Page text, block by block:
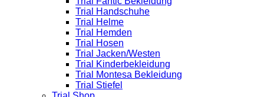
Trial Handschuhe
Trial Helme
Trial Hemden
Trial Hosen
Trial Jacken/Westen
Trial Kinderbekleidung
Trial Montesa Bekleidung
Trial Stiefel